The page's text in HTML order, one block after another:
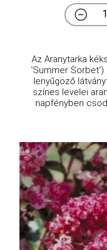
Az Aranytarka
'Summer Sorbet')
lenyűgöző
színes levelei
napfényben